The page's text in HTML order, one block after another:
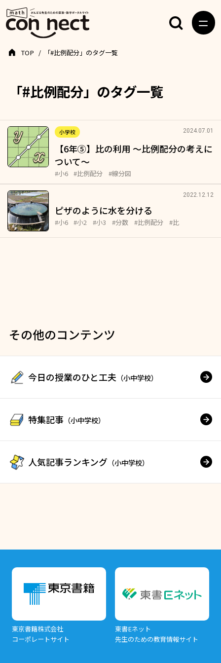
「#比例配分」のタグ一覧
TOP 「#比例配分」のタグ一覧
小学校 2024.07.01
【6年⑤】比の利用 ～比例配分の考えに
ついて～
#小6 #比例配分 #線分図
2022.12.12
ピザのように水を分ける
#小6 #小2 #小3 #分数 #比例配分 #比
その他のコンテンツ
今日の授業のひと工夫 （小中学校）
特集記事 （小中学校）
人気記事ランキング （小中学校）
東京書籍株式会社
コーポレートサイト
東書Eネット
先生のための教育情報サイト